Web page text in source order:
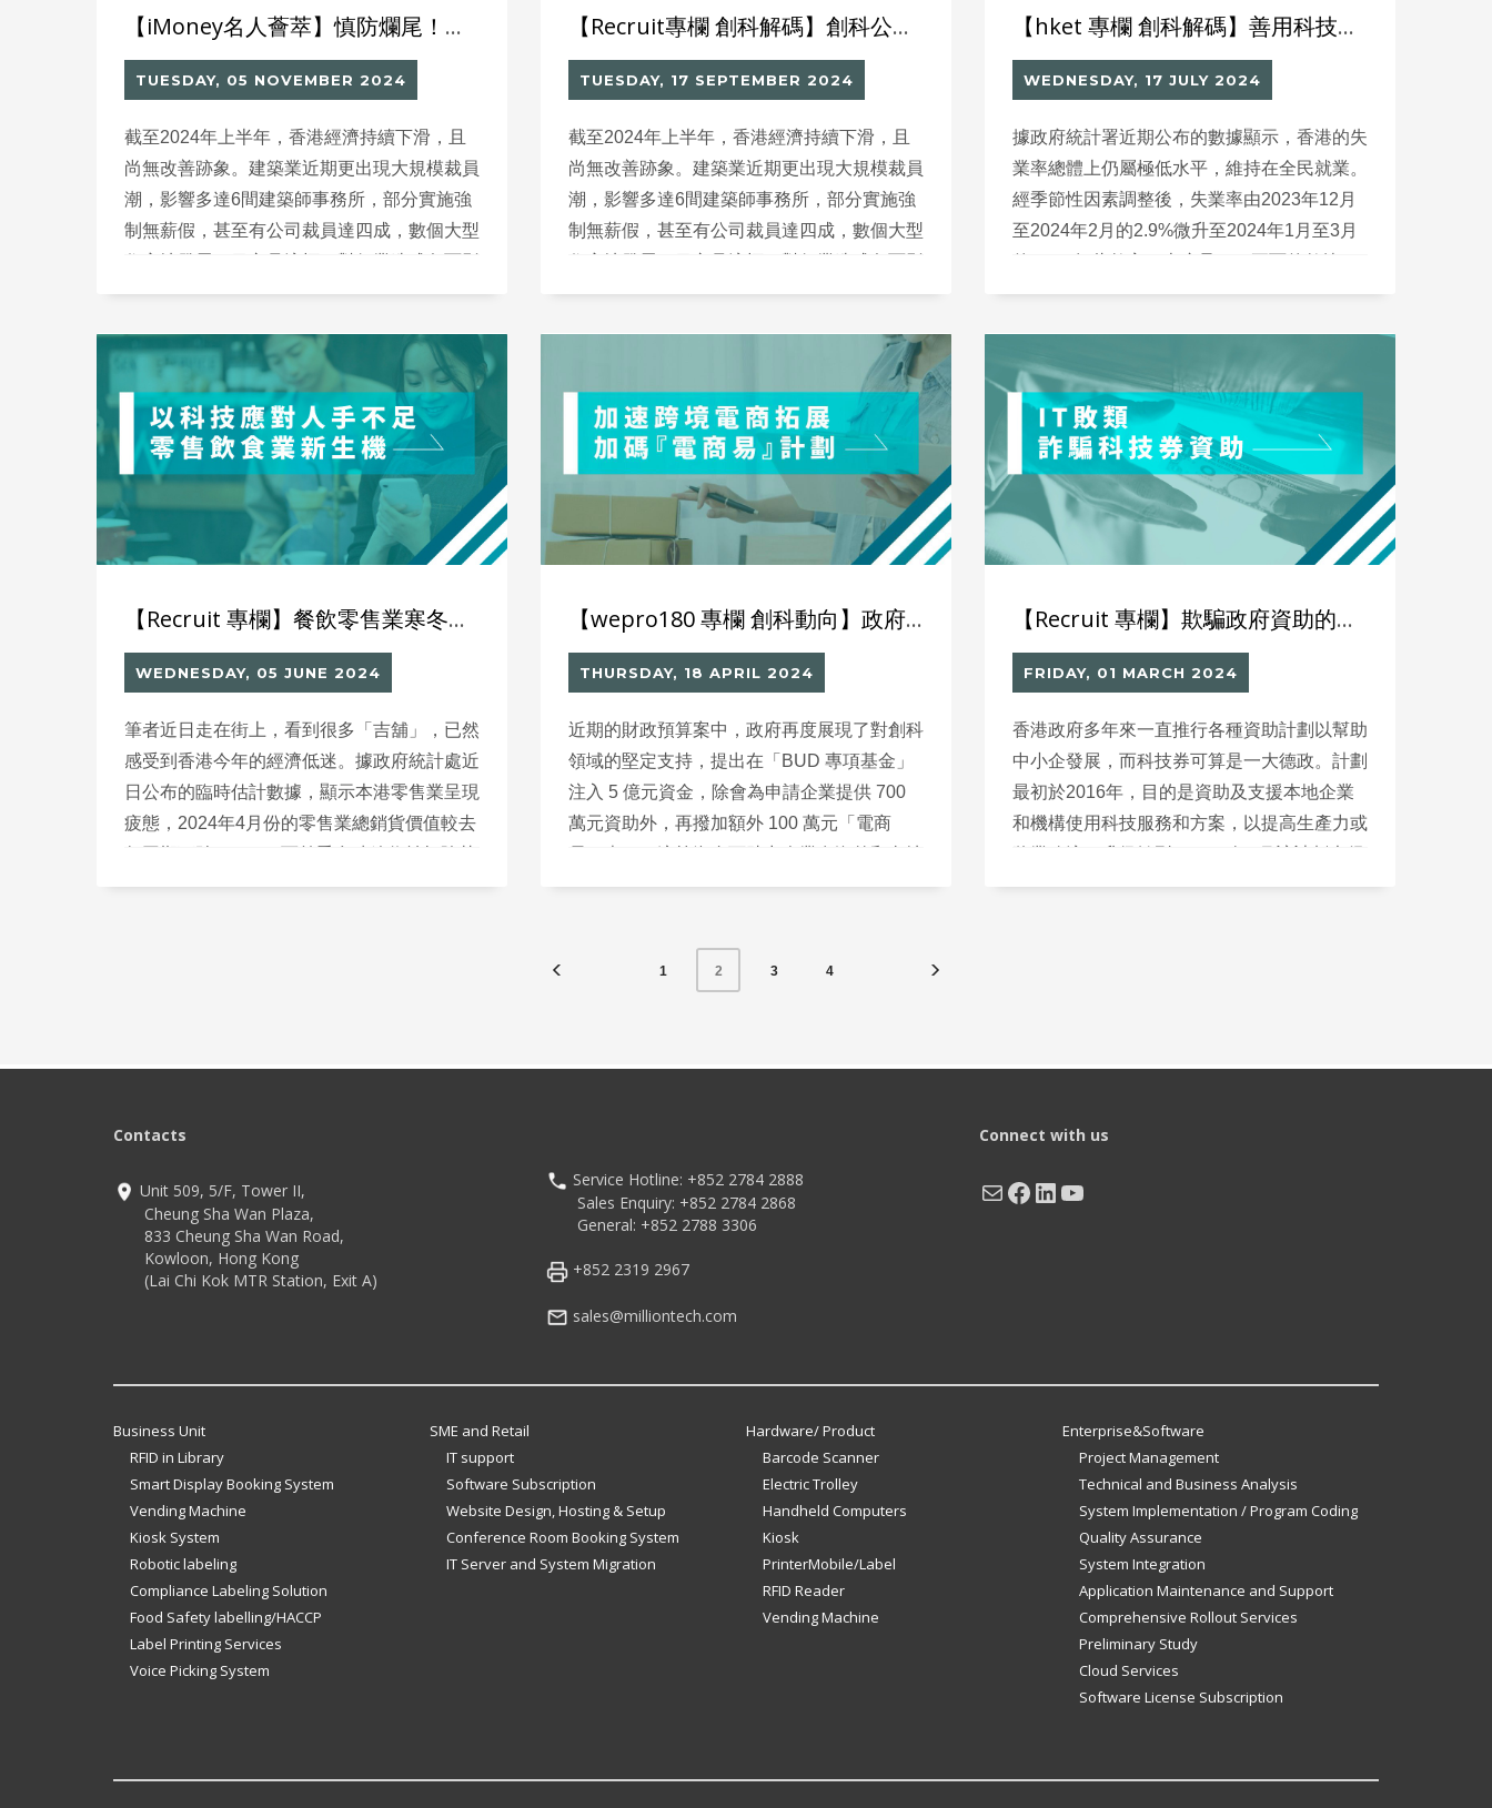
【iMoney名人薈萃】慎防爛尾！如何避開IT供應商的過度承諾？
TUESDAY, 05 NOVEMBER 2024
截至2024年上半年，香港經濟持續下滑，且
尚無改善跡象。建築業近期更出現大規模裁員
潮，影響多達6間建築師事務所，部分實施強
制無薪假，甚至有公司裁員達四成，數個大型
響。創科公司也可以「不成功不收費」？
【Recruit專欄 創科解碼】創科公司也可以「不成功不收費」？
TUESDAY, 17 SEPTEMBER 2024
截至2024年上半年，香港經濟持續下滑，且
尚無改善跡象。建築業近期更出現大規模裁員
潮，影響多達6間建築師事務所，部分實施強
制無薪假，甚至有公司裁員達四成，數個大型
響。創科公司也可以「不成功不收費」？
【hket 專欄 創科解碼】善用科技方案 毋懼人手不足
WEDNESDAY, 17 JULY 2024
據政府統計署近期公布的數據顯示，香港的失
業率總體上仍屬極低水平，維持在全民就業。
經季節性因素調整後，失業率由2023年12月
至2024年2月的2.9%微升至2024年1月至3月
然而市民對於當下的經濟形勢卻有不同感覺。
對經濟前景缺乏信心。
【Recruit 專欄】餐飲零售業寒冬新機遇
WEDNESDAY, 05 JUNE 2024
筆者近日走在街上，看到很多「吉舖」，已然
感受到香港今年的經濟低迷。據政府統計處近
日公布的臨時估計數據，顯示本港零售業呈現
疲態，2024年4月份的零售業總銷貨價值較去
間價格變動，也較上年同季下跌0.7%。可
【wepro180 專欄 創科動向】政府BUD FUND加碼「電商易」
THURSDAY, 18 APRIL 2024
近期的財政預算案中，政府再度展現了對創科
領域的堅定支持，提出在「BUD 專項基金」
注入 5 億元資金，除會為申請企業提供 700
萬元資助外，再撥加額外 100 萬元「電商
電商市場中，探索更廣闊的業務版圖。然而，
電商營運理念和尋找合適的技術合作夥伴。
【Recruit 專欄】欺騙政府資助的害群之馬
FRIDAY, 01 MARCH 2024
香港政府多年來一直推行各種資助計劃以幫助
中小企發展，而科技券可算是一大德政。計劃
最初於2016年，目的是資助及支援本地企業
和機構使用科技服務和方案，以提高生產力或
到「升級」，資助比例由三分之二提高至四分
1 2 3 4
Contacts
Unit 509, 5/F, Tower II,
Cheung Sha Wan Plaza,
833 Cheung Sha Wan Road,
Kowloon, Hong Kong
(Lai Chi Kok MTR Station, Exit A)
Service Hotline: +852 2784 2888
Sales Enquiry: +852 2784 2868
General: +852 2788 3306
+852 2319 2967
sales@milliontech.com
Connect with us
MailFacebook
LinkedIn
YouTube
Business Unit
RFID in Library
Smart Display Booking System
Vending Machine
Kiosk System
Robotic labeling
Compliance Labeling Solution
Food Safety labelling/HACCP
Label Printing Services
Voice Picking System
SME and Retail
IT support
Software Subscription
Website Design, Hosting & Setup
Conference Room Booking System
IT Server and System Migration
Hardware/ Product
Barcode Scanner
Electric Trolley
Handheld Computers
Kiosk
PrinterMobile/Label
RFID Reader
Vending Machine
Enterprise&Software
Project Management
Technical and Business Analysis
System Implementation / Program Coding
Quality Assurance
System Integration
Application Maintenance and Support
Comprehensive Rollout Services
Preliminary Study
Cloud Services
Software License Subscription